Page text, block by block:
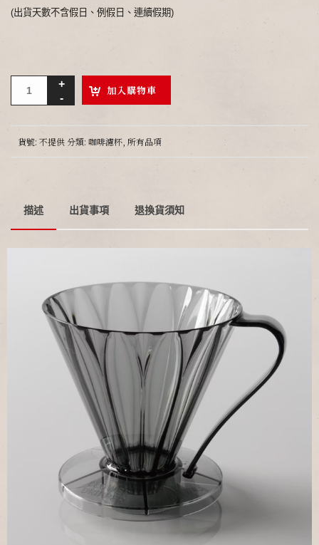
(出貨天數不含假日、例假日、連續假期)
加入購物車
貨號: 不提供分類: 咖啡濾杯 所有品項
描述 出貨事項 退換貨須知